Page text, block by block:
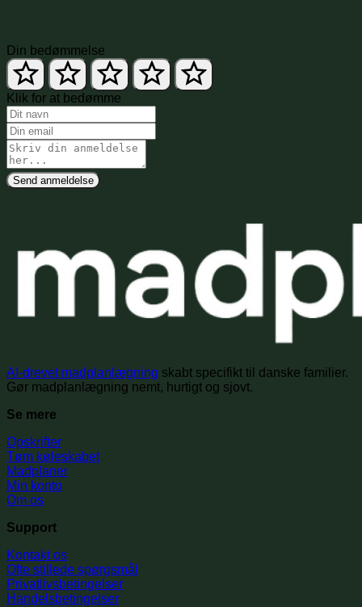
Din bedømmelse
Klik for at bedømme
Send anmeldelse
AI-drevet madplanlægning skabt specifikt til danske familier.
Gør madplanlægning nemt, hurtigt og sjovt.
Se mere
Opskrifter
Tøm køleskabet
Madplaner
Min konto
Om os
Support
Kontakt os
Ofte stillede spørgsmål
Privatlivsbetingelser
Handelsbetingelser